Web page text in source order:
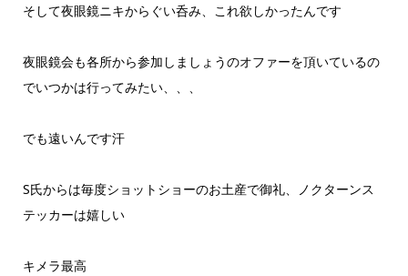
そして夜眼鏡ニキからぐい呑み、これ欲しかったんです
夜眼鏡会も各所から参加しましょうのオファーを頂いているの
でいつかは行ってみたい、、、
でも遠いんです汗
S氏からは毎度ショットショーのお土産で御礼、ノクターンス
テッカーは嬉しい
キメラ最高